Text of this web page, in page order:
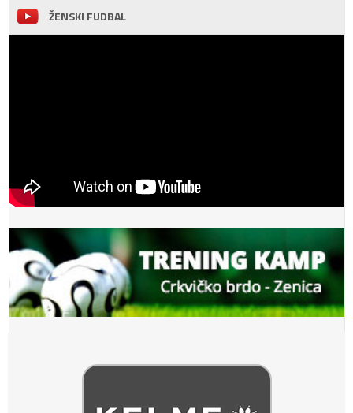
ŽENSKI FUDBAL